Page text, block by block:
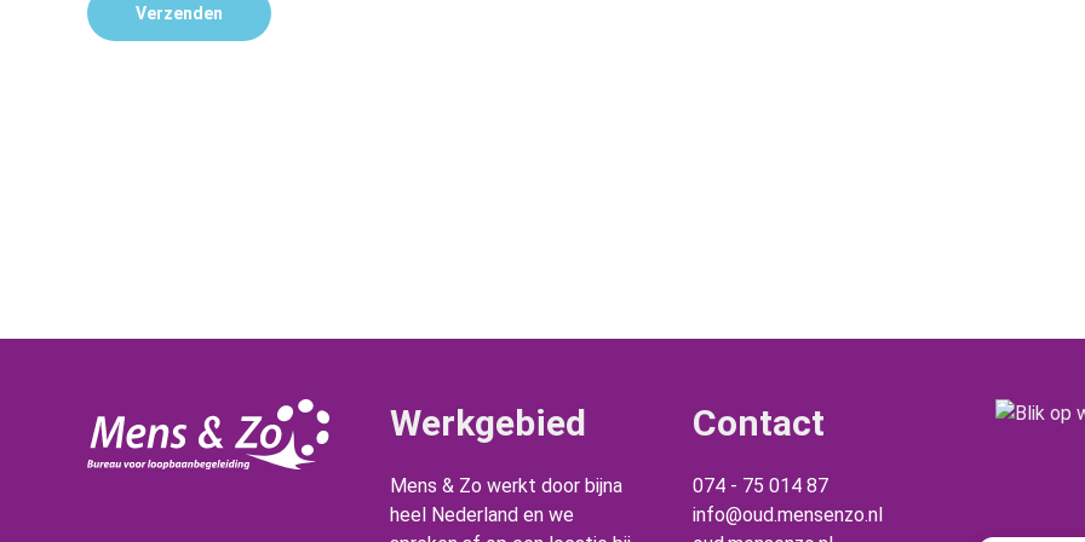
Werkgebied
Mens & Zo werkt door bijna
heel Nederland en we
Contact
074 - 75 014 87
info@oud.mensenzo.nl